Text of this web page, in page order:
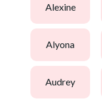
alexine
alyona
audrey